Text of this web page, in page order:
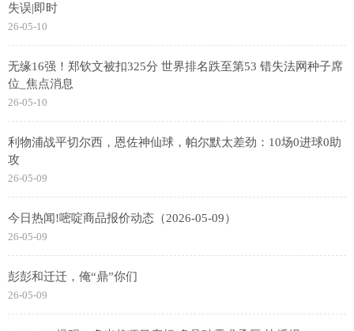
失误|即时
26-05-10
无缘16强！郑钦文被扣325分 世界排名跌至第53 错失法网种子席
位_焦点消息
26-05-10
利物浦战平切尔西，恩佐神仙球，帕尔默太差劲：10场0进球0助
攻
26-05-09
今日热闻!嘧啶商品报价动态（2026-05-09）
26-05-09
彭彭和迁迁，俺“鼎”你们
26-05-09